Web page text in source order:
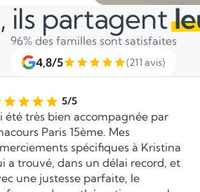
ils partagent
96% des familles sont satisfaites
4,8/5
(211 avis)
5/5
été très bien accompagnée par
Paris 15ème. Mes
spécifiques à Kristina
a trouvé, dans un délai record, et
une justesse parfaite, le